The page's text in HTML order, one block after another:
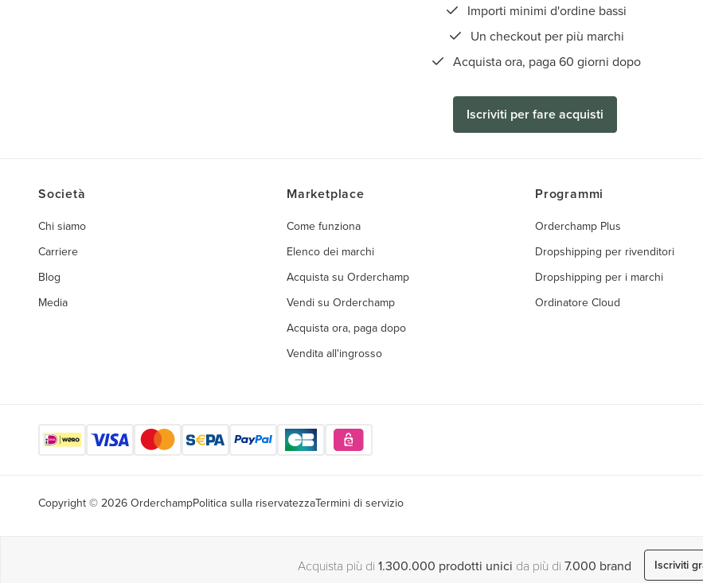
Importi minimi d'ordine bassi
Un checkout per più marchi
Acquista ora, paga 60 giorni dopo
Iscriviti per fare acquisti
Società
Chi siamo
Carriere
Blog
Media
Marketplace
Come funziona
Elenco dei marchi
Acquista su Orderchamp
Vendi su Orderchamp
Acquista ora, paga dopo
Vendita all'ingrosso
Programmi
Orderchamp Plus
Dropshipping per rivenditori
Dropshipping per i marchi
Ordinatore Cloud
Copyright © 2026 OrderchampPolitica sulla riservatezzaTermini di servizio
Acquista più di 1.300.000 prodotti unici da più di 7.000 brand Iscriviti